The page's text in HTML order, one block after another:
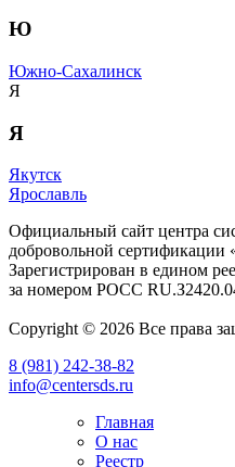
Ю
Южно-Сахалинск
Я
Я
Якутск
Ярославль
Официальный сайт центра
добровольной
Зарегистрирован в едином
за номером РОСС
Copyright © 2026 Все права
8 (981) 242-38-82
info@centersds.ru
Главная
О нас
Реестр